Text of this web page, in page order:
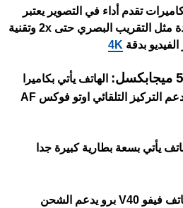
الكاميرات تقدم أداء في التصوير يعتبر
ممتاز، مع دعم إمكانيات جيدة مثل التقريب البصري حتى 2x وتقنية
بدقة 4K
الهاتف يأتي بكاميرا
أمامية بدقة 50 ميجابكسل تدعم التركيز التلقائي اوتو فوكس AF
يأتي بسعة بطارية كبيرة جدا
هاتف فيفو V40 برو يدعم الشحن